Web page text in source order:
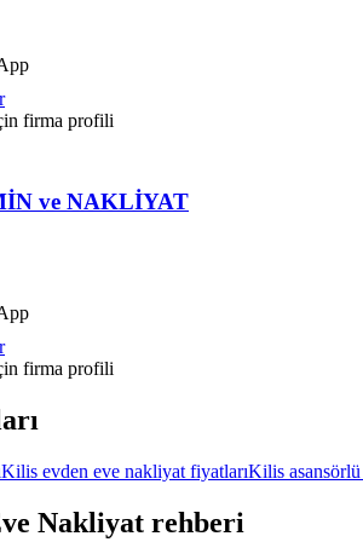
firma profili
ve NAKLİYAT
firma profili
Kilis evden eve nakliyat fiyatlarıKilis
Nakliyat rehberi